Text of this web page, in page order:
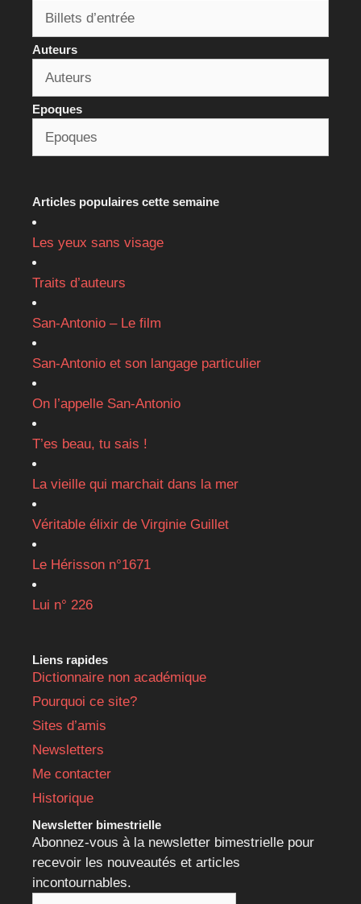
Auteurs
Epoques
Articles populaires cette semaine
Les yeux sans visage
Traits d’auteurs
San-Antonio – Le film
San-Antonio et son langage particulier
On l’appelle San-Antonio
T’es beau, tu sais !
La vieille qui marchait dans la mer
Véritable élixir de Virginie Guillet
Le Hérisson n°1671
Lui n° 226
Liens rapides
Dictionnaire non académique
Pourquoi ce site?
Sites d’amis
Newsletters
Me contacter
Historique
Newsletter bimestrielle
Abonnez-vous à la newsletter bimestrielle pour
recevoir les nouveautés et articles
incontournables.